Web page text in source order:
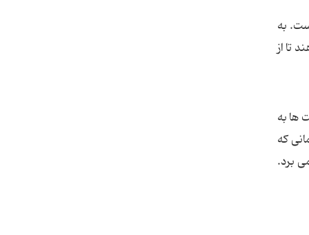
به
تا از
ها به
كه
برد.